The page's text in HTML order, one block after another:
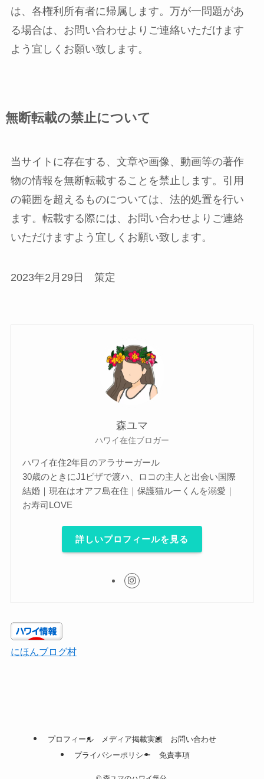
は、各権利所有者に帰属します。万が一問題があ
る場合は、お問い合わせよりご連絡いただけます
よう宜しくお願い致します。
無断転載の禁止について
当サイトに存在する、文章や画像、動画等の著作
物の情報を無断転載することを禁止します。引用
の範囲を超えるものについては、法的処置を行い
ます。転載する際には、お問い合わせよりご連絡
いただけますよう宜しくお願い致します。
2023年2月29日 策定
森ユマ
ハワイ在住ブロガー
ハワイ在住2年目のアラサーガール
30歳のときにJ1ビザで渡ハ、ロコの主人と出会い国際
結婚｜現在はオアフ島在住｜保護猫ルーくんを溺愛｜
お寿司LOVE
詳しいプロフィールを見る
にほんブログ村
プロフィール メディア掲載実績
お問い合わせ
プライバシーポリシー
免責事項